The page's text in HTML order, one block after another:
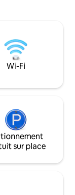
Randonnées au
(boules, ping-
location de vélos.
Wi-Fi
sur place